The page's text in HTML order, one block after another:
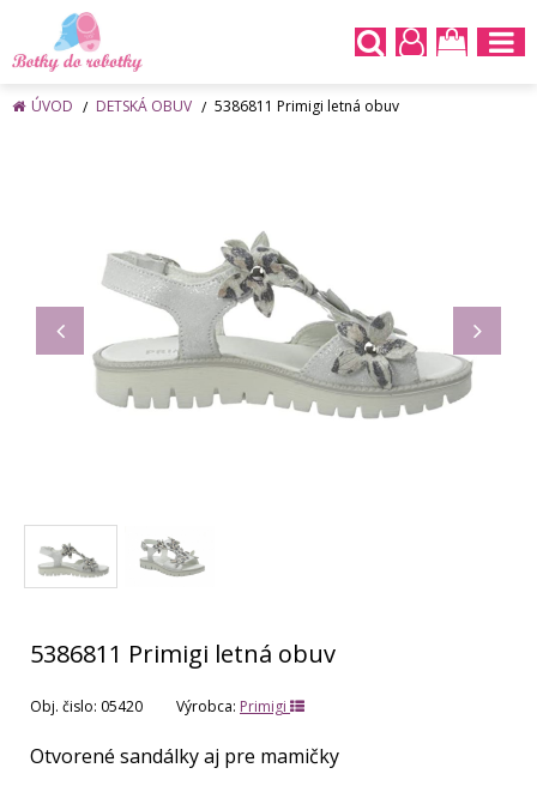
ÚVOD DETSKÁ OBUV 5386811 Primigi letná obuv
5386811 Primigi letná obuv
Obj. čislo: 05420 Výrobca: Primigi
Otvorené sandálky aj pre mamičky